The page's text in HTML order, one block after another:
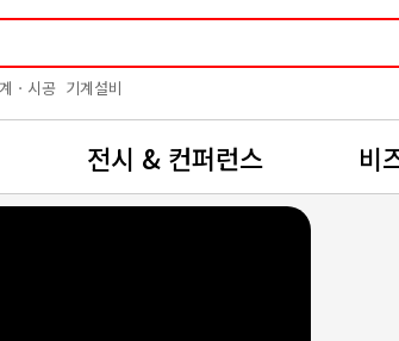
ㆍ시공 기계설비
전시 & 컨퍼런스 비